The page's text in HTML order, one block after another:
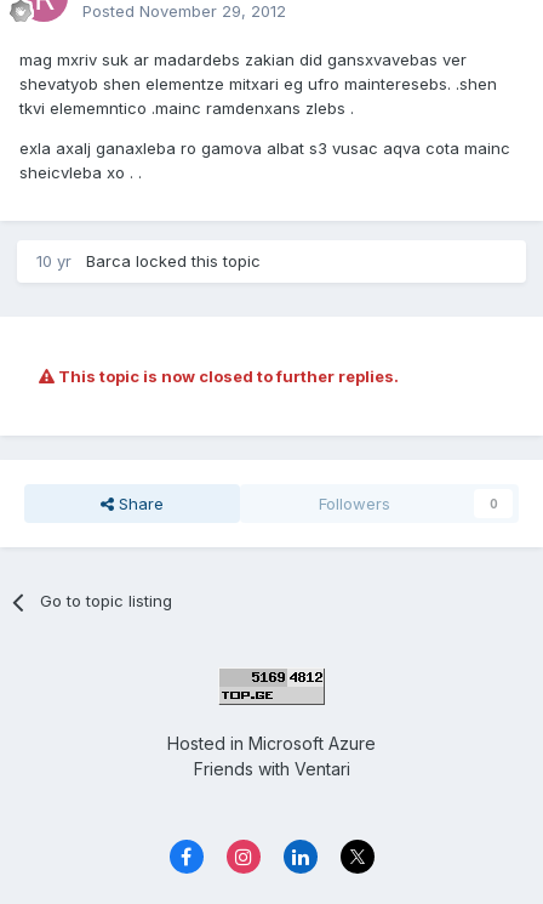
Posted November 29, 2012
mag mxriv suk ar madardebs zakian did gansxvavebas ver
shevatyob shen elementze mitxari eg ufro mainteresebs. .shen
tkvi elememntico .mainc ramdenxans zlebs .
exla axalj ganaxleba ro gamova albat s3 vusac aqva cota mainc
sheicvleba xo . .
10 yr Barca locked this topic
This topic is now closed to further replies.
Share Followers 0
Go to topic listing
Hosted in Microsoft Azure
Friends with Ventari